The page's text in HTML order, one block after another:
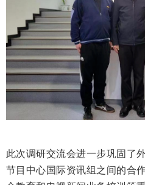
此次调研交流会进一步巩固了
节目中心国际资讯组之间的合